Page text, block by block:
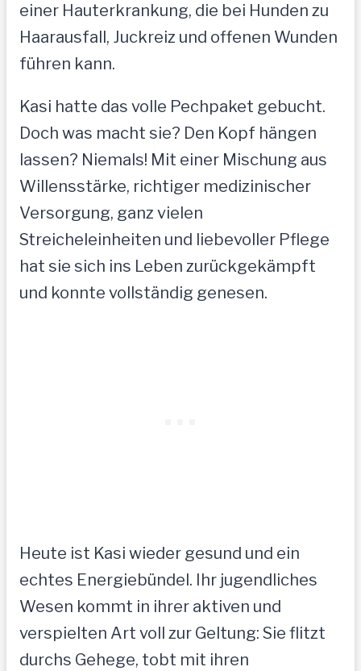
einer Hauterkrankung, die bei Hunden zu
Haarausfall, Juckreiz und offenen Wunden
führen kann.
Kasi hatte das volle Pechpaket gebucht.
Doch was macht sie? Den Kopf hängen
lassen? Niemals! Mit einer Mischung aus
Willensstärke, richtiger medizinischer
Versorgung, ganz vielen
Streicheleinheiten und liebevoller Pflege
hat sie sich ins Leben zurückgekämpft
und konnte vollständig genesen.
Heute ist Kasi wieder gesund und ein
echtes Energiebündel. Ihr jugendliches
Wesen kommt in ihrer aktiven und
verspielten Art voll zur Geltung: Sie flitzt
durchs Gehege, tobt mit ihren